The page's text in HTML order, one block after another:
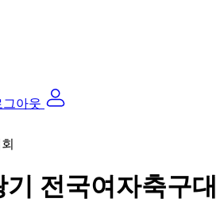
그아웃
기 전국여자축구대